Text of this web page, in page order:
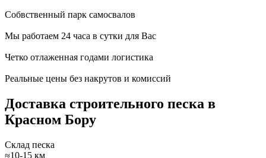
Собвственный парк самосвалов
Мы работаем 24 часа в сутки для Вас
Четко отлаженная годами логистика
Реальные цены без накрутов и комиссий
Доставка строительного песка в
Красном Бору
Склад песка
≈10-15 км